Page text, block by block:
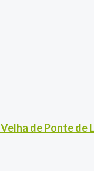
de Ponte de